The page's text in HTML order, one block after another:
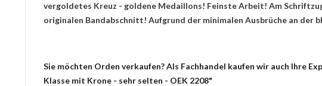
vergoldetes Kreuz - goldene Medaillons! Feinste Arbeit! Am
originalen Bandabschnitt! Aufgrund der minimalen Ausbrüche an der
Sie möchten Orden verkaufen? Als Fachhandel kaufen wir auch Ihre
Klasse mit Krone - sehr selten - OEK 2208"